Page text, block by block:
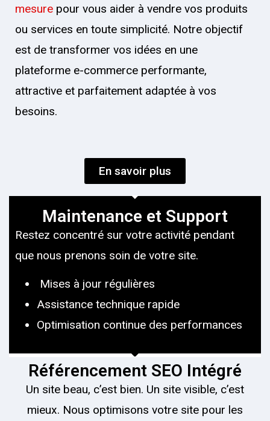
mesure pour vous aider à vendre vos produits
ou services en toute simplicité. Notre objectif
est de transformer vos idées en une
plateforme e-commerce performante,
attractive et parfaitement adaptée à vos
besoins.
En savoir plus
Maintenance et Support
Restez concentré sur votre activité pendant
que nous prenons soin de votre site.
Mises à jour régulières
Assistance technique rapide
Optimisation continue des performances
Référencement SEO Intégré
Un site beau, c’est bien. Un site visible, c’est
mieux. Nous optimisons votre site pour les